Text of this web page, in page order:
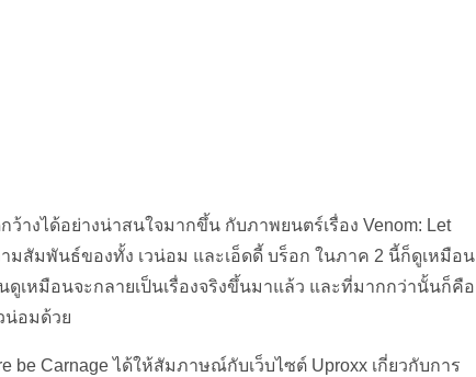
างได้อย่างน่าสนใจมากขึ้น กับภาพยนตร์เรื่อง Venom: Let
มสัมพันธ์ของทั้ง เวน่อม และเอ็ดดี้ บร็อก ในภาค 2 นี้ก็ดูเหมือน
หมือนจะกลายเป็นเรื่องจริงขึ้นมาแล้ว และที่มากกว่านั้นก็คือ
น่อมด้วย
be Carnage ได้ให้สัมภาษณ์กับเว็บไซต์ Uproxx เกี่ยวกับการ